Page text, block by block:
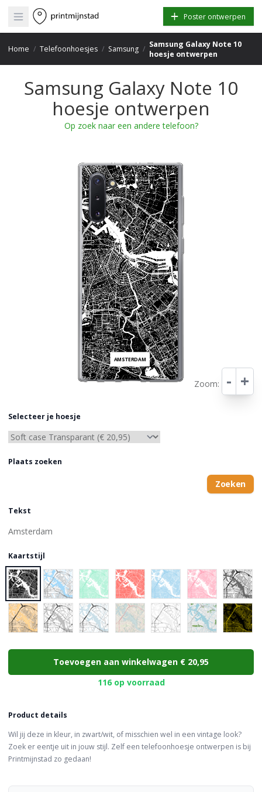
Open main menu Poster ontwerpen
Home / Telefoonhoesjes / Samsung / Samsung Galaxy Note 10
hoesje ontwerpen
Samsung Galaxy Note 10
hoesje ontwerpen
Op zoek naar een andere telefoon?
AMSTERDAM
Zoom: - +
Selecteer je hoesje
Plaats zoeken
Zoeken
Tekst
Kaartstijl
Choose a color
Toevoegen aan winkelwagen € 20,95
116 op voorraad
Product details
Wil jij deze in kleur, in zwart/wit, of misschien wel in een vintage look?
Zoek er eentje uit in jouw stijl. Zelf een telefoonhoesje ontwerpen is bij
Printmijnstad zo gedaan!